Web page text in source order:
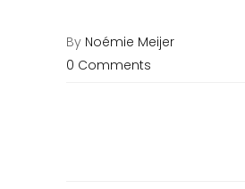
By Noémie Meijer
0 Comments